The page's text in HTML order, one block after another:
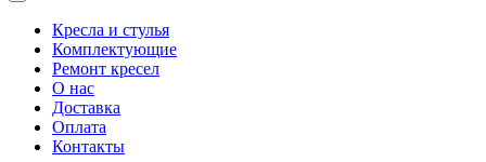
Кресла и стулья
Комплектующие
Ремонт кресел
О нас
Доставка
Оплата
Контакты